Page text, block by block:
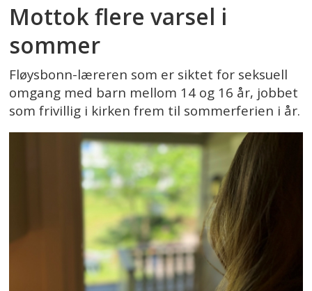
Mottok flere varsel i
sommer
Fløysbonn-læreren som er siktet for seksuell
omgang med barn mellom 14 og 16 år, jobbet
som frivillig i kirken frem til sommerferien i år.